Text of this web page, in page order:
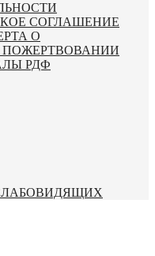
СОГЛАШЕНИЕ
О
РДФ